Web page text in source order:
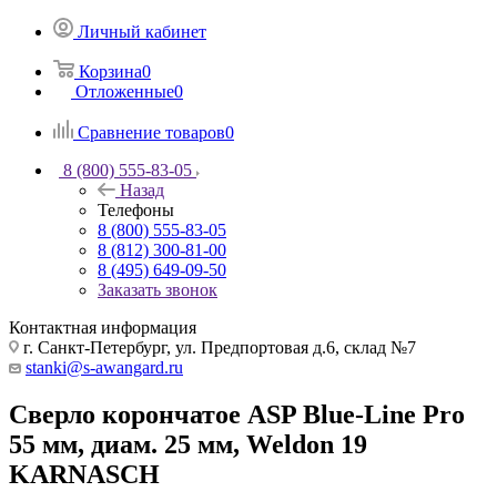
Личный кабинет
Корзина0
Отложенные0
Сравнение товаров0
8 (800) 555-83-05
Назад
Телефоны
8 (800) 555-83-05
8 (812) 300-81-00
8 (495) 649-09-50
Заказать звонок
Контактная информация
г. Санкт-Петербург, ул. Предпортовая д.6, склад №7
stanki@s-awangard.ru
Сверло корончатое ASP Blue-Line Pro
55 мм, диам. 25 мм, Weldon 19
KARNASCH